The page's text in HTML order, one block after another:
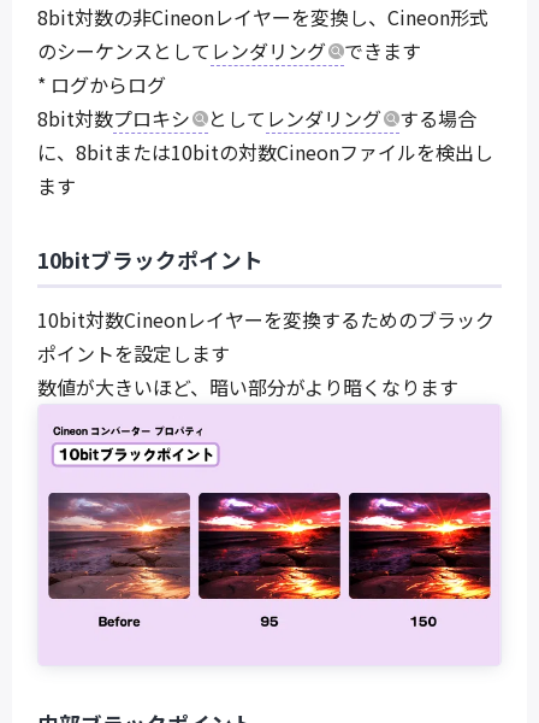
8bit対数の非Cineonレイヤーを変換し、Cineon形式
のシーケンスとして レンダリング
できます
* ログからログ
8bit対数プロキシ として レンダリング
する場合
に、8bitまたは10bitの対数Cineonファイルを検出し
ます
10bitブラックポイント
10bit対数Cineonレイヤーを変換するためのブラック
ポイントを設定します
数値が大きいほど、暗い部分がより暗くなります